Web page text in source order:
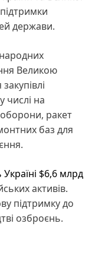
держави.
Великою
числі на
ракет
баз для
Україні $6,6 млрд
активів.
підтримку до
озброєнь.